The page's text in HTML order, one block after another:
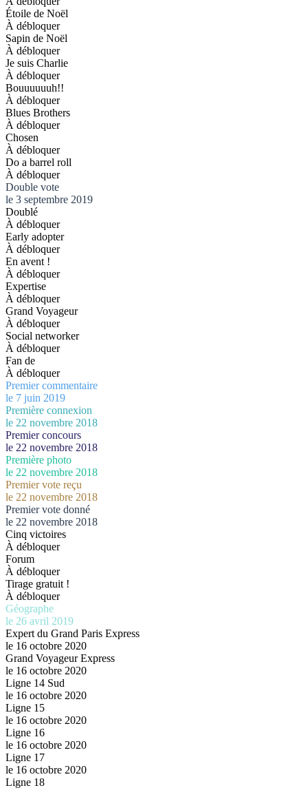
Étoile de Noël
À débloquer
Sapin de Noël
À débloquer
Je suis Charlie
À débloquer
Bouuuuuuh!!
À débloquer
Blues Brothers
À débloquer
Chosen
À débloquer
Do a barrel roll
À débloquer
Double vote
le 3 septembre 2019
Doublé
À débloquer
Early adopter
À débloquer
En avent !
À débloquer
Expertise
À débloquer
Grand Voyageur
À débloquer
Social networker
À débloquer
Fan de
À débloquer
Premier commentaire
le 7 juin 2019
Première connexion
le 22 novembre 2018
Premier concours
le 22 novembre 2018
Première photo
le 22 novembre 2018
Premier vote reçu
le 22 novembre 2018
Premier vote donné
le 22 novembre 2018
Cinq victoires
À débloquer
Forum
À débloquer
Tirage gratuit !
À débloquer
Géographe
le 26 avril 2019
Expert du Grand Paris Express
le 16 octobre 2020
Grand Voyageur Express
le 16 octobre 2020
Ligne 14 Sud
le 16 octobre 2020
Ligne 15
le 16 octobre 2020
Ligne 16
le 16 octobre 2020
Ligne 17
le 16 octobre 2020
Ligne 18